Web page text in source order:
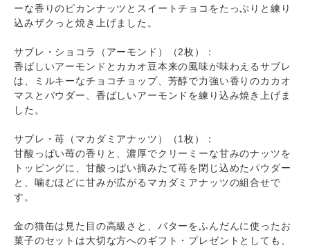
ーな香りのピカンナッツとスイートチョコをたっぷりと練り
込みザクっと焼き上げました。
サブレ・ショコラ（アーモンド）（2枚）：
香ばしいアーモンドとカカオ豆本来の風味が味わえるサブレ
は、ミルキーなチョコチョップ、芳醇で力強い香りのカカオ
マスとパウダー、香ばしいアーモンドを練り込み焼き上げま
した。
サブレ・苺（マカダミアナッツ）（1枚）：
甘酸っぱい苺の香りと、濃厚でクリーミーな甘みのナッツを
トッピングに、甘酸っぱい摘みたて苺を閉じ込めたパウダー
と、噛むほどに甘みが広がるマカダミアナッツの組合せで
す。
金の猫缶は見た目の高級さと、バターをふんだんに使ったお
菓子のセットは大切な方へのギフト・プレゼントとしても、